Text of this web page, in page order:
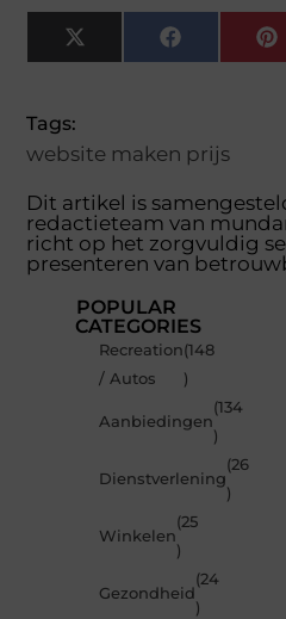
X
(Twitter)
Facebook
Tags:
website maken prijs
Dit artikel is
redactieteam van
richt op het zorgvuldig
presenteren van
POPULAR
CATEGORIES
Recreation
/ Autos
(148
)
Aanbiedingen
(134
)
Dienstverlening
(26
)
Winkelen
(25
)
Gezondheid
(24
)